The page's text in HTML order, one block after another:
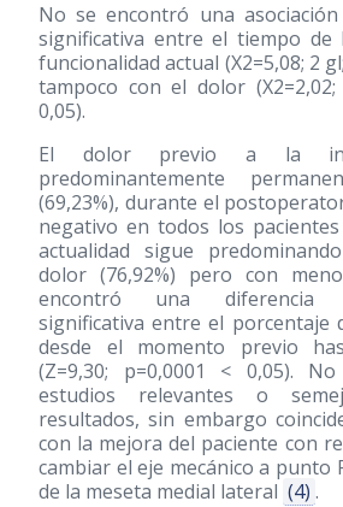
No se encontró una asociación
significativa entre el tiempo de
funcionalidad actual (X2=5,08; 2
tampoco con el dolor
0,05).
El dolor previo a la
predominantemente
(69,23%), durante el
negativo en todos los
actualidad sigue
dolor (76,92%) pero con
encontró una diferencia
significativa entre el porcentaje
desde el momento previo
(Z=9,30; p=0,0001 < 0,05).
estudios relevantes o
resultados, sin embargo
con la mejora del paciente con
cambiar el eje mecánico a punto
de la meseta medial lateral (4) .